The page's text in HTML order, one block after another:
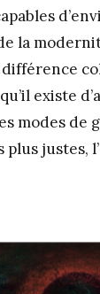
la
existe
modes de
plus justes,